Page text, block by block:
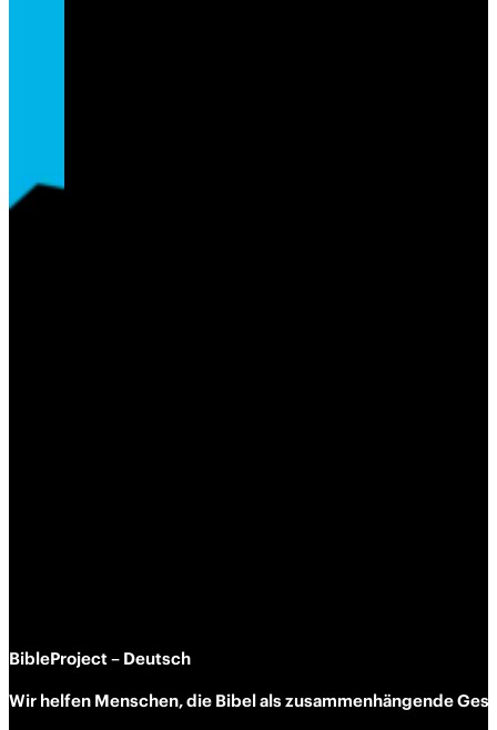
BibleProject – Deutsch
Wir helfen Menschen, die Bibel als zusammen­hängende